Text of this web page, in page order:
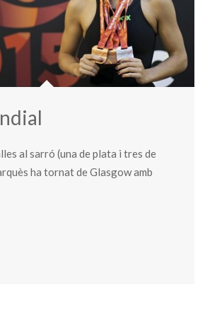
al sarró (una de plata i tres de
ha tornat de Glasgow amb